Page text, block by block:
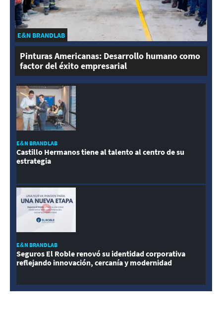
E&N BRANDLAB
Pinturas Americanas: Desarrollo humano como
factor del éxito empresarial
E&N BRANDLAB
Castillo Hermanos tiene al talento al centro de su
estrategia
E&N BRANDLAB
Seguros El Roble renovó su identidad corporativa
reflejando innovación, cercanía y modernidad